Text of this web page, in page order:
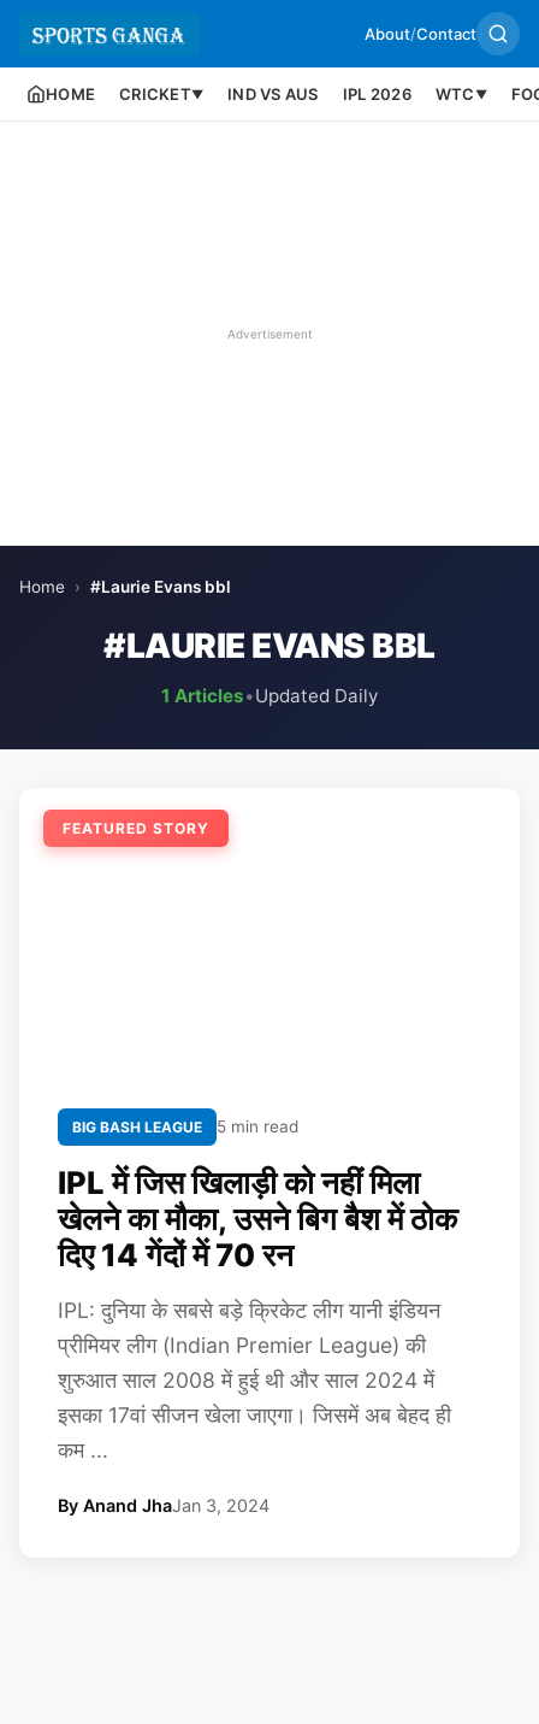
About/Contact
HOME CRICKET▼ IND VS AUS IPL 2026 WTC ▼
Advertisement
Home › #Laurie Evans bbl
#LAURIE EVANS BBL
1 Articles•Updated Daily
FEATURED STORY
BIG BASH LEAGUE 5 min read
IPL में जिस खिलाड़ी को नहीं मिला
खेलने का मौका, उसने बिग बैश में ठोक
दिए 14 गेंदों में 70 रन
IPL: दुनिया के सबसे बड़े क्रिकेट लीग यानी इंडियन
प्रीमियर लीग (Indian Premier League) की
शुरुआत साल 2008 में हुई थी और साल 2024 में
इसका 17वां सीजन खेला जाएगा। जिसमें अब बेहद ही
कम ...
By Anand JhaJan 3, 2024